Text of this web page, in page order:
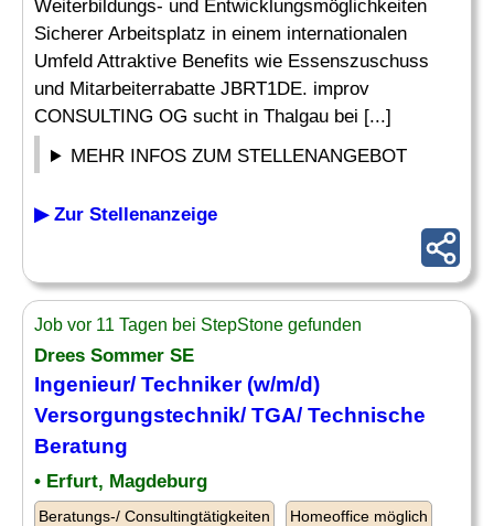
Weiterbildungs- und Entwicklungsmöglichkeiten
Sicherer Arbeitsplatz in einem internationalen
Umfeld Attraktive Benefits wie Essenszuschuss
und Mitarbeiterrabatte JBRT1DE. improv
CONSULTING OG sucht in Thalgau bei [...]
MEHR INFOS ZUM STELLENANGEBOT
▶ Zur Stellenanzeige
Job vor 11 Tagen bei StepStone gefunden
Drees Sommer SE
Ingenieur/ Techniker (w/m/d)
Versorgungstechnik/ TGA/ Technische
Beratung
• Erfurt, Magdeburg
Beratungs-/ Consultingtätigkeiten Homeoffice möglich